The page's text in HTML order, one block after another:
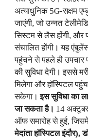
अत्याधुनिक 5G-सक्षम
जाएंगी, जो उन्नत
सिस्टम से लैस होंगी, और
संचालित होंगी। यह
पहुंचने से पहले ही उपचार
की सुविधा देगी। इससे
मिलेगा और हॉस्पिटल
सकेगा।इस सुविधा का
जा सकता है। 14
ऑफ समारोह से हुई,
मेदांता हॉस्पिटल इंदौर),